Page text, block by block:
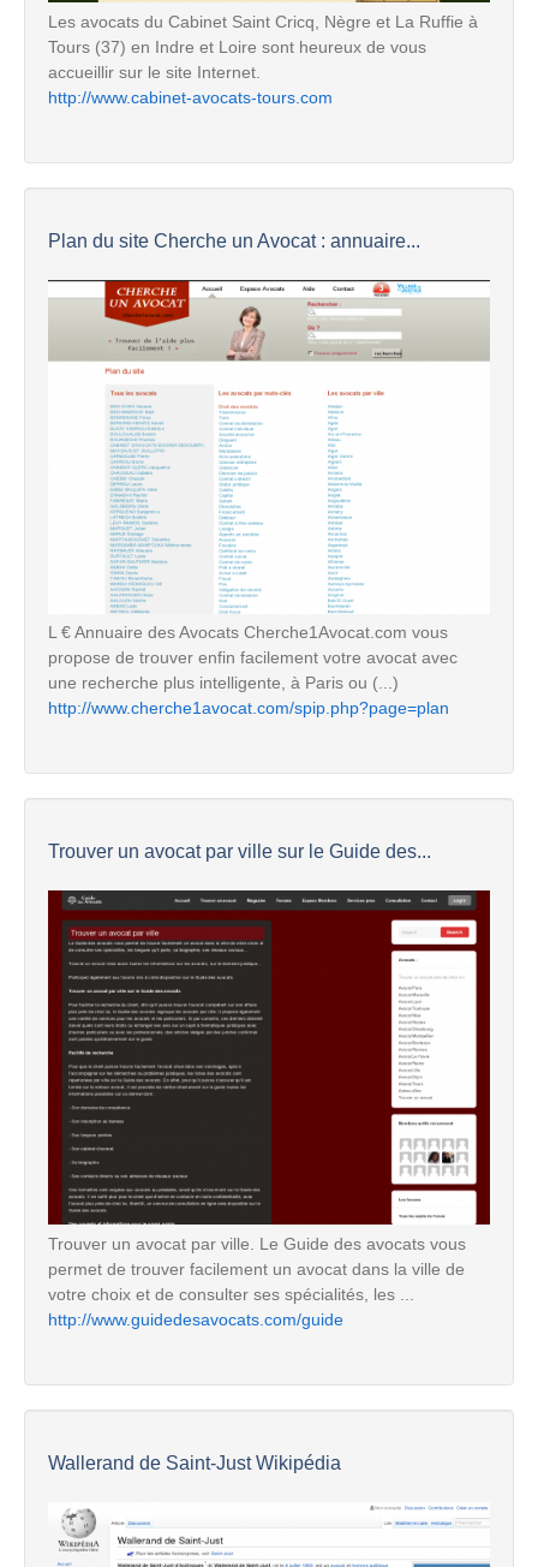
Les avocats du Cabinet Saint Cricq, Nègre et La Ruffie à
Tours (37) en Indre et Loire sont heureux de vous
accueillir sur le site Internet.
http://www.cabinet-avocats-tours.com
Plan du site Cherche un Avocat : annuaire...
L € Annuaire des Avocats Cherche1Avocat.com vous
propose de trouver enfin facilement votre avocat avec
une recherche plus intelligente, à Paris ou (...)
http://www.cherche1avocat.com/spip.php?page=plan
Trouver un avocat par ville sur le Guide des...
Trouver un avocat par ville. Le Guide des avocats vous
permet de trouver facilement un avocat dans la ville de
votre choix et de consulter ses spécialités, les ...
http://www.guidedesavocats.com/guide
Wallerand de Saint-Just Wikipédia